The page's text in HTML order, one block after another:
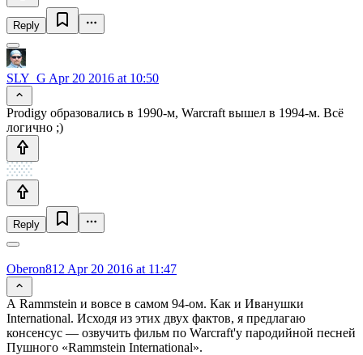
Reply
SLY_G Apr 20 2016 at 10:50
Prodigy образовались в 1990-м, Warcraft вышел в 1994-м. Всё
логично ;)
Reply
Oberon812 Apr 20 2016 at 11:47
А Rammstein и вовсе в самом 94-ом. Как и Иванушки
International. Исходя из этих двух фактов, я предлагаю
консенсус — озвучить фильм по Warcraft'у пародийной песней
Пушного «Rammstein International».